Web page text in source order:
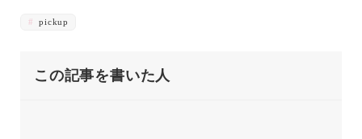
pickup
この記事を書いた人